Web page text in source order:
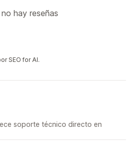
no hay reseñas
SEO for AI.
soporte técnico directo en